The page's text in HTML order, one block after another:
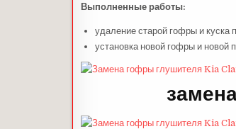
Выполненные работы:
удаление старой гофры и куска
установка новой гофры и новой